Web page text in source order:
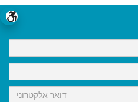
e
k
i
i